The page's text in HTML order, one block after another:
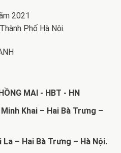
2021
Phố Hà Nội.
MAI - HBT - HN
Khai – Hai Bà Trưng –
– Hai Bà Trưng – Hà Nội.